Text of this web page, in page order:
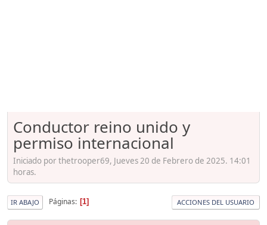
Conductor reino unido y
permiso internacional
Iniciado por thetrooper69, Jueves 20 de Febrero de 2025. 14:01
horas.
IR ABAJO Páginas 1 ACCIONES DEL USUARIO